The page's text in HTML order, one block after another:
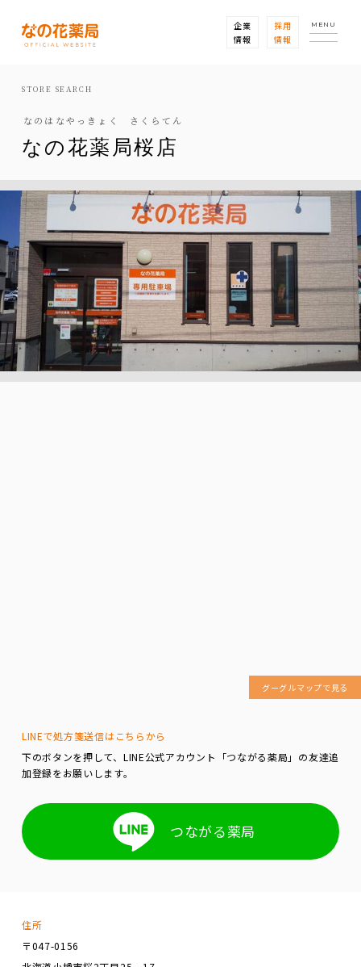
企業
情報
採用
情報
MENU
STORE SEARCH
なのはなやっきょく さくらてん
なの花薬局桜店
グーグルマップで見る
LINEで処方箋送信はこちらから
下のボタンを押して、LINE公式アカウント「つながる薬局」の友達追
加登録をお願いします。
つながる薬局
住所
〒047-0156